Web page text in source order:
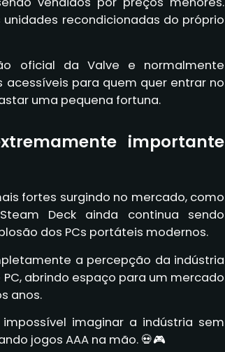
unidades recondicionadas do próprio
oficial da Valve e normalmente
para quem quer entrar no
uma pequena fortuna.
importante
fortes surgindo no mercado, como
Deck ainda continua sendo
dos PCs portáteis modernos.
a percepção da indústria
abrindo espaço para um mercado
anos.
imaginar a indústria sem
jogos AAA na mão. 💀🎮